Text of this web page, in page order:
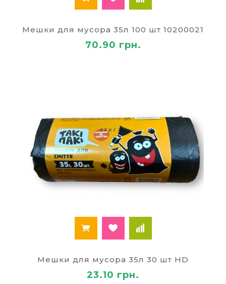
Мешки для мусора 35л 100 шт 10200021
70.90 грн.
Мешки для мусора 35л 30 шт HD
23.10 грн.